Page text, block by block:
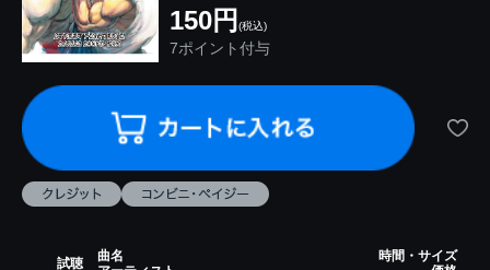
150円 (税込)
7ポイント付与
試聴
曲名
時間・サイズ